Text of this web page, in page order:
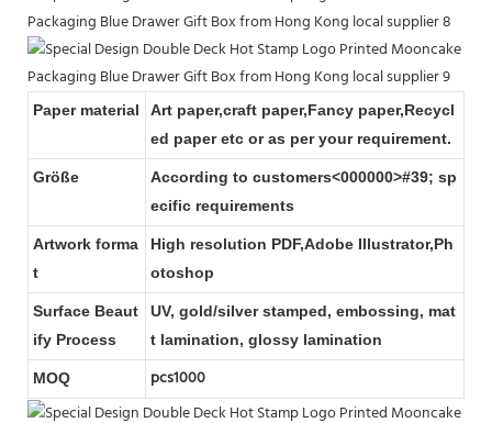
Paper material
Art paper,craft paper,Fancy paper,Recycl
ed paper etc or as per your requirement.
Größe
According to customers<000000>#39; sp
ecific requirements
Artwork forma
t
High resolution PDF,Adobe Illustrator,Ph
otoshop
Surface Beaut
ify Process
UV, gold/silver stamped, embossing, mat
t lamination, glossy lamination
MOQ pcs1000